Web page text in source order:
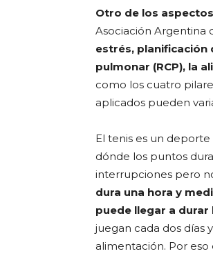
Otro de los
Asociación Argentina
estrés, planificación
pulmonar (RCP), la
como los cuatro
aplicados pueden
El tenis es un
dónde los puntos
interrupciones pero
dura una hora y
puede llegar a durar
juegan cada dos días
alimentación. Por